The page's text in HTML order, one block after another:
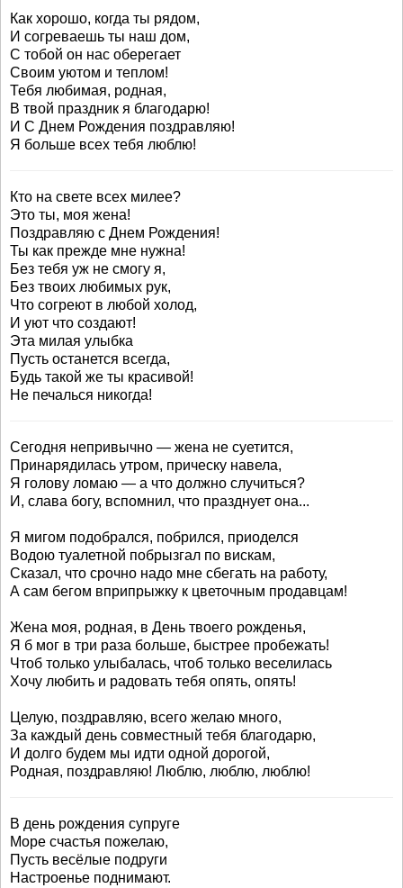
Как хорошо, когда ты рядом,
И согреваешь ты наш дом,
С тобой он нас оберегает
Своим уютом и теплом!
Тебя любимая, родная,
В твой праздник я благодарю!
И С Днем Рождения поздравляю!
Я больше всех тебя люблю!
Кто на свете всех милее?
Это ты, моя жена!
Поздравляю с Днем Рождения!
Ты как прежде мне нужна!
Без тебя уж не смогу я,
Без твоих любимых рук,
Что согреют в любой холод,
И уют что создают!
Эта милая улыбка
Пусть останется всегда,
Будь такой же ты красивой!
Не печалься никогда!
Сегодня непривычно — жена не суетится,
Принарядилась утром, прическу навела,
Я голову ломаю — а что должно случиться?
И, слава богу, вспомнил, что празднует она...
Я мигом подобрался, побрился, приоделся
Водою туалетной побрызгал по вискам,
Сказал, что срочно надо мне сбегать на работу,
А сам бегом вприпрыжку к цветочным продавцам!
Жена моя, родная, в День твоего рожденья,
Я б мог в три раза больше, быстрее пробежать!
Чтоб только улыбалась, чтоб только веселилась
Хочу любить и радовать тебя опять, опять!
Целую, поздравляю, всего желаю много,
За каждый день совместный тебя благодарю,
И долго будем мы идти одной дорогой,
Родная, поздравляю! Люблю, люблю, люблю!
В день рождения супруге
Море счастья пожелаю,
Пусть весёлые подруги
Настроенье поднимают.